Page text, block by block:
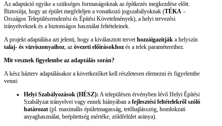
Az adaptáció egyike a szükséges formaságoknak az építkezés megkezdése előtt.
Biztosítja, hogy az épület megfeleljen a vonatkozó jogszabályoknak (TÉKA –
Országos Településrendezési és Építési Követelmények), a helyi tervezési
irányelveknek és a biztonságos használat feltételeinek.
A projekt adaptálása azt jelenti, hogy a kiválasztott tervethozzáigazítják a helyszín
talaj- és vízviszonyaihoz, az övezeti előírásokhoz és a telek paramétereihez.
Mit vesznek figyelembe az adaptálás során?
A kész házterv adaptálásakor a következőket kell részletesen elemezni és figyelembe
venni:
Helyi Szabályozások (HÉSZ): A településen érvényben lévő Helyi Építési
Szabályzat irányelvei vagy ennek hiányában a fejlesztési feltételekről szóló
határozat (pl. maximális épületmagasság, tetőhajlásszög, homlokzati
anyaghasználat, beépítettség mértéke, zöldfelület aránya).